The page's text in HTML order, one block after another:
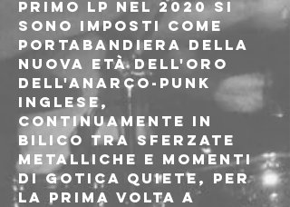
primo LP nel 2020 si
sono imposti come
portabandiera della
nuova età dell'oro
dell'anarco-punk
inglese,
continuamente in
bilico tra sferzate
metalliche e momenti
di gotica quiete, per
la prima volta a